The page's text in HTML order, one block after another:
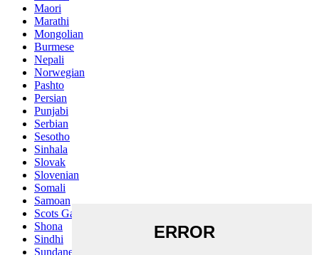
Maori
Marathi
Mongolian
Burmese
Nepali
Norwegian
Pashto
Persian
Punjabi
Serbian
Sesotho
Sinhala
Slovak
Slovenian
Somali
Samoan
Scots Gaelic
Shona
Sindhi
Sundanese